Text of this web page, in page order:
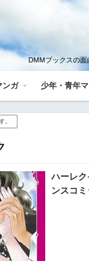
DMMブックスの面
ンガ 少年・青年
。
ハーレ
ンスコミ